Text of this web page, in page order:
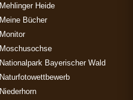
Mehlinger Heide
Meine Bücher
Monitor
Moschusochse
Nationalpark Bayerischer Wald
Naturfotowettbewerb
Niederhorn